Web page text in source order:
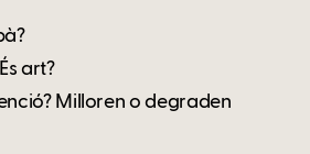
art?
Milloren o degraden